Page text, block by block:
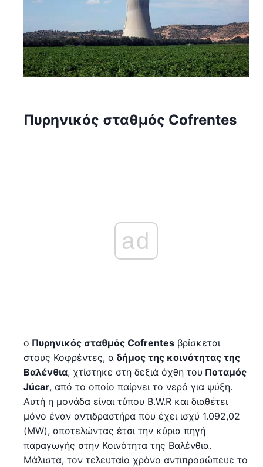
Πυρηνικός σταθμός Cofrentes
ad
ο Πυρηνικός σταθμός Cofrentes βρίσκεται
στους Κοφρέντες, α δήμος της κοινότητας της
Βαλένθια, χτίστηκε στη δεξιά όχθη του Ποταμός
Júcar, από το οποίο παίρνει το νερό για ψύξη.
Αυτή η μονάδα είναι τύπου B.W.R και διαθέτει
μόνο έναν αντιδραστήρα που έχει ισχύ 1.092,02
(MW), αποτελώντας έτσι την κύρια πηγή
παραγωγής στην Κοινότητα της Βαλένθια.
Μάλιστα, τον τελευταίο χρόνο αντιπροσώπευε το